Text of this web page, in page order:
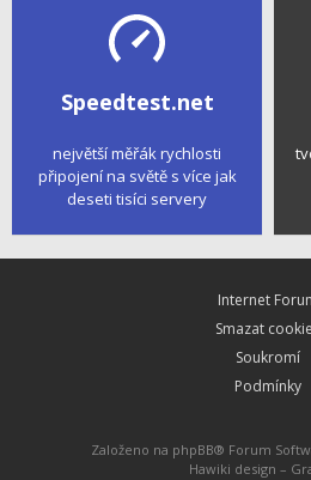
Speedtest.net
největší měřák rychlosti
připojení na světě s více jak
deseti tisíci servery
Internet
Smazat
Soukromí
Podmínky
Založeno na phpBB® Forum
Hawiki design –